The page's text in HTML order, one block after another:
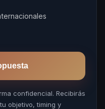
confidencial. Recibirás
objetivo, timing y